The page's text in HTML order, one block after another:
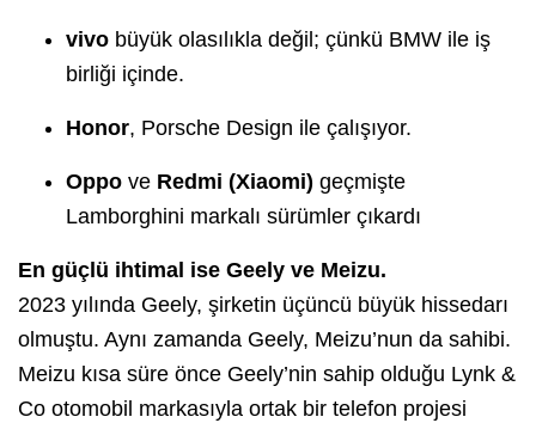
vivo büyük olasılıkla değil; çünkü BMW ile iş
birliği içinde.
Honor, Porsche Design ile çalışıyor.
Oppo ve Redmi (Xiaomi) geçmişte
Lamborghini markalı sürümler çıkardı
En güçlü ihtimal ise Geely ve Meizu.
2023 yılında Geely, şirketin üçüncü büyük hissedarı
olmuştu. Aynı zamanda Geely, Meizu’nun da sahibi.
Meizu kısa süre önce Geely’nin sahip olduğu Lynk &
Co otomobil markasıyla ortak bir telefon projesi